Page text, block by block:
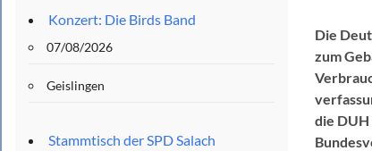
Die
zum
die
Konzert: Die Birds Band
07/08/2026
Geislingen
Stammtisch der SPD Salach